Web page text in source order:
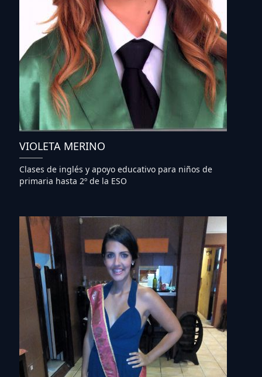
VIOLETA MERINO
Clases de inglés y apoyo educativo para niños de
primaria hasta 2º de la ESO